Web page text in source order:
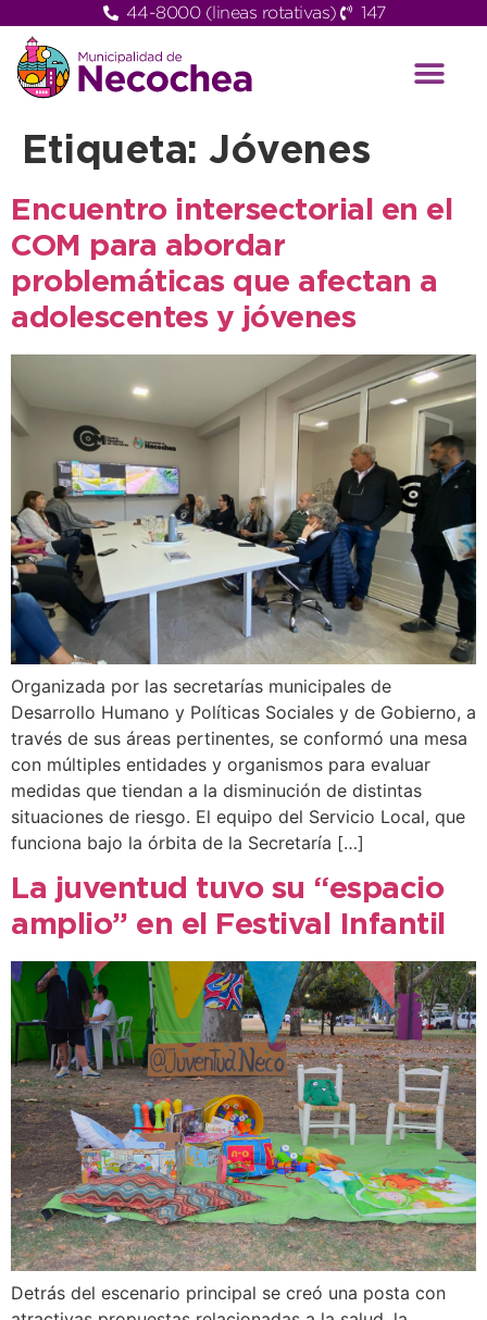
44-8000 (lineas rotativas) 147
Etiqueta: Jóvenes
Encuentro intersectorial en el
COM para abordar
problemáticas que afectan a
adolescentes y jóvenes
Organizada por las secretarías municipales de
Desarrollo Humano y Políticas Sociales y de Gobierno, a
través de sus áreas pertinentes, se conformó una mesa
con múltiples entidades y organismos para evaluar
medidas que tiendan a la disminución de distintas
situaciones de riesgo. El equipo del Servicio Local, que
funciona bajo la órbita de la Secretaría […]
La juventud tuvo su “espacio
amplio” en el Festival Infantil
Detrás del escenario principal se creó una posta con